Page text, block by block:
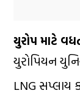
યુરોપ માટે
યુરોપિયન
LNG સપ્લાય